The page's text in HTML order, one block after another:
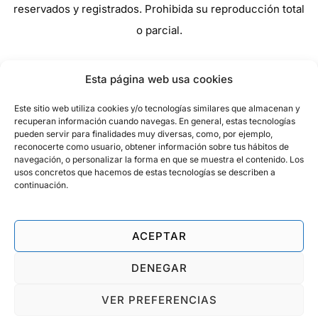
Esta página web usa cookies
Este sitio web utiliza cookies y/o tecnologías similares que almacenan y
recuperan información cuando navegas. En general, estas tecnologías
pueden servir para finalidades muy diversas, como, por ejemplo,
reconocerte como usuario, obtener información sobre tus hábitos de
navegación, o personalizar la forma en que se muestra el contenido. Los
usos concretos que hacemos de estas tecnologías se describen a
continuación.
ACEPTAR
DENEGAR
VER PREFERENCIAS
reservados y registrados. Prohibida su reproducción total
o parcial.